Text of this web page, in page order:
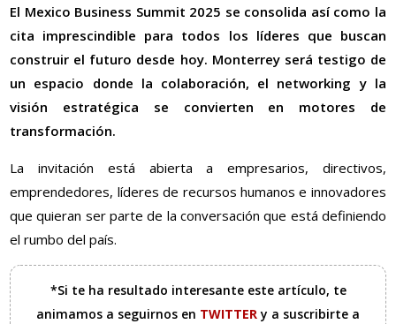
El Mexico Business Summit 2025 se consolida así como la
cita imprescindible para todos los líderes que buscan
construir el futuro desde hoy. Monterrey será testigo de
un espacio donde la colaboración, el networking y la
visión estratégica se convierten en motores de
transformación.
La invitación está abierta a empresarios, directivos,
emprendedores, líderes de recursos humanos e innovadores
que quieran ser parte de la conversación que está definiendo
el rumbo del país.
*Si te ha resultado interesante este artículo, te
animamos a seguirnos en TWITTERy a suscribirte a